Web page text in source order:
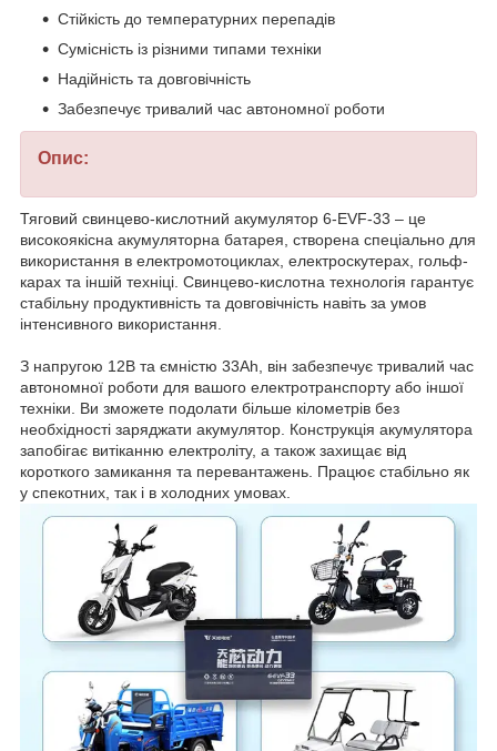
Стійкість до температурних перепадів
Сумісність із різними типами техніки
Надійність та довговічність
​​​​​​​Забезпечує тривалий час автономної роботи
Опис:
Тяговий свинцево-кислотний акумулятор 6-EVF-33 – це
високоякісна акумуляторна батарея, створена спеціально для
використання в електромотоциклах, електроскутерах, гольф-
карах та іншій техніці. Свинцево-кислотна технологія гарантує
стабільну продуктивність та довговічність навіть за умов
інтенсивного використання.
З напругою 12В та ємністю 33Ah, він забезпечує тривалий час
автономної роботи для вашого електротранспорту або іншої
техніки. Ви зможете подолати більше кілометрів без
необхідності заряджати акумулятор. Конструкція акумулятора
запобігає витіканню електроліту, а також захищає від
короткого замикання та перевантажень. Працює стабільно як
у спекотних, так і в холодних умовах.